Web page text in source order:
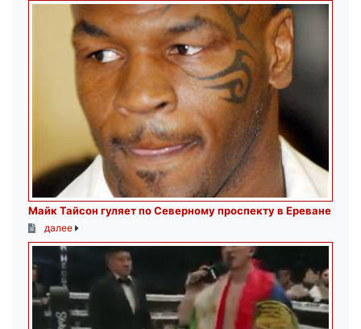
Майк Тайсон гуляет по Северному проспекту в Ереване
далее